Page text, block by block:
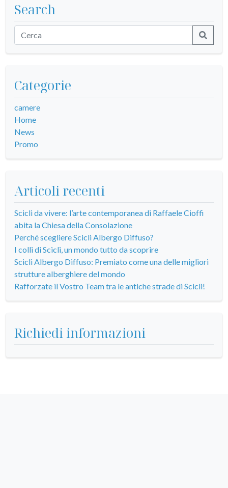
Search
Categorie
camere
Home
News
Promo
Articoli recenti
Scicli da vivere: l’arte contemporanea di Raffaele Cioffi
abita la Chiesa della Consolazione
Perché scegliere Scicli Albergo Diffuso?
I colli di Scicli, un mondo tutto da scoprire
Scicli Albergo Diffuso: Premiato come una delle migliori
strutture alberghiere del mondo
Rafforzate il Vostro Team tra le antiche strade di Scicli!
Richiedi informazioni